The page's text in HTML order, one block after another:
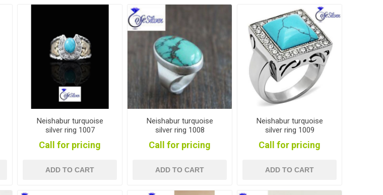
Neishabur turquoise
silver ring 1007
Call for pricing
ADD TO CART
Neishabur turquoise
silver ring 1008
Call for pricing
ADD TO CART
Neishabur turquoise
silver ring 1009
Call for pricing
ADD TO CART